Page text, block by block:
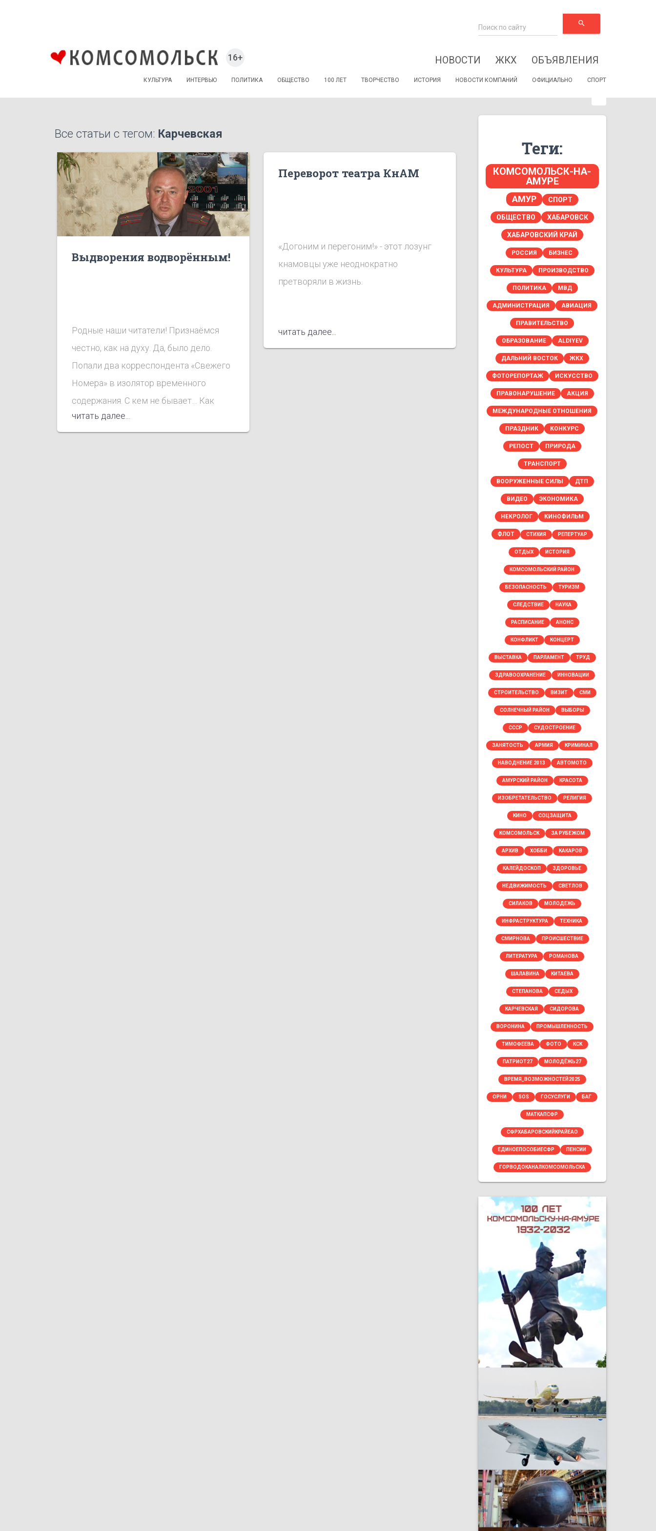
search
16+ НОВОСТИ ЖКХ ОБЪЯВЛЕНИЯ
КУЛЬТУРА ИНТЕРВЬЮ ПОЛИТИКА ОБЩЕСТВО 100 ЛЕТ ТВОРЧЕСТВО ИСТОРИЯ НОВОСТИ КОМПАНИЙ ОФИЦИАЛЬНО СПОРТ
Все статьи с тегом: Карчевская
Выдворения водворённым!
Родные наши читатели! Признаёмся
честно, как на духу. Да, было дело.
Попали два корреспондента «Свежего
Номера» в изолятор временного
содержания. С кем не бывает… Как
говорится, не зарекайся…
читать далее...
Переворот театра КнАМ
«Догоним и перегоним!» - этот лозунг
кнамовцы уже неоднократно
претворяли в жизнь.
читать далее...
Теги:
КОМСОМОЛЬСК-НА-
АМУРЕ
АМУР СПОРТ
ОБЩЕСТВО ХАБАРОВСК
ХАБАРОВСКИЙ КРАЙ
РОССИЯ БИЗНЕС
КУЛЬТУРА ПРОИЗВОДСТВО
ПОЛИТИКА МВД
АДМИНИСТРАЦИЯ АВИАЦИЯ
ПРАВИТЕЛЬСТВО
ОБРАЗОВАНИЕ ALDIYEV
ДАЛЬНИЙ ВОСТОК ЖКХ
ФОТОРЕПОРТАЖ ИСКУССТВО
ПРАВОНАРУШЕНИЕ АКЦИЯ
МЕЖДУНАРОДНЫЕ ОТНОШЕНИЯ
ПРАЗДНИК КОНКУРС
РЕПОСТ ПРИРОДА
ТРАНСПОРТ
ВООРУЖЕННЫЕ СИЛЫ ДТП
ВИДЕО ЭКОНОМИКА
НЕКРОЛОГ КИНОФИЛЬМ
ФЛОТ СТИХИЯ РЕПЕРТУАР
ОТДЫХ ИСТОРИЯ
КОМСОМОЛЬСКИЙ РАЙОН
БЕЗОПАСНОСТЬ ТУРИЗМ
СЛЕДСТВИЕ НАУКА
РАСПИСАНИЕ АНОНС
КОНФЛИКТ КОНЦЕРТ
ВЫСТАВКА ПАРЛАМЕНТ ТРУД
ЗДРАВООХРАНЕНИЕ ИННОВАЦИИ
СТРОИТЕЛЬСТВО ВИЗИТ СМИ
СОЛНЕЧНЫЙ РАЙОН ВЫБОРЫ
СССР СУДОСТРОЕНИЕ
ЗАНЯТОСТЬ АРМИЯ КРИМИНАЛ
НАВОДНЕНИЕ 2013 АВТОМОТО
АМУРСКИЙ РАЙОН КРАСОТА
ИЗОБРЕТАТЕЛЬСТВО РЕЛИГИЯ
КИНО СОЦЗАЩИТА
КОМСОМОЛЬСК ЗА РУБЕЖОМ
АРХИВ ХОББИ КАКАРОВ
КАЛЕЙДОСКОП ЗДОРОВЬЕ
НЕДВИЖИМОСТЬ СВЕТЛОВ
СИЛАКОВ МОЛОДЕЖЬ
ИНФРАСТРУКТУРА ТЕХНИКА
СМИРНОВА ПРОИСШЕСТВИЕ
ЛИТЕРАТУРА РОМАНОВА
ШАЛАВИНА КИТАЕВА
СТЕПАНОВА СЕДЫХ
КАРЧЕВСКАЯ СИДОРОВА
ВОРОНИНА ПРОМЫШЛЕННОСТЬ
ТИМОФЕЕВА ФОТО КСК
ПАТРИОТ27 МОЛОДЁЖЬ27
ВРЕМЯ_ВОЗМОЖНОСТЕЙ2025
ОРНИ SOS ГОСУСЛУГИ БАГ
МАТКАПСФР
СФРХАБАРОВСКИЙКРАЙЕАО
ЕДИНОЕПОСОБИЕСФР ПЕНСИИ
ГОРВОДОКАНАЛКОМСОМОЛЬСКА